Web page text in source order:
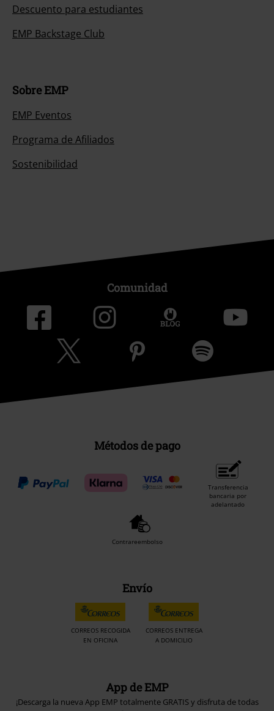
Descuento para estudiantes
EMP Backstage Club
Sobre EMP
EMP Eventos
Programa de Afiliados
Sostenibilidad
Comunidad
Métodos de pago
Transferencia
bancaria por
adelantado
Contrareembolso
Envío
CORREOS RECOGIDA
EN OFICINA
CORREOS ENTREGA
A DOMICILIO
App de EMP
¡Descarga la nueva App EMP totalmente GRATIS y disfruta de todas